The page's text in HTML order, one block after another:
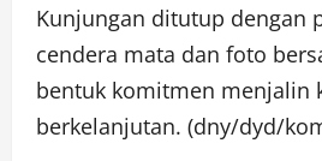
Kunjungan ditutup dengan
cendera mata dan foto
bentuk komitmen menjalin
berkelanjutan. (dny/dyd/